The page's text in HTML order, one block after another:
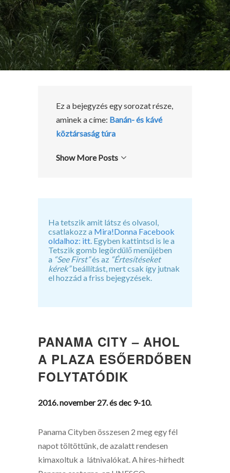
Ez a bejegyzés egy sorozat része,
aminek a címe: Banán- és kávé
köztársaság túra
Show More Posts
Ha tetszik amit látsz és olvasol,
csatlakozz a Mira!Donna Facebook
oldalhoz: itt. Egyben kattintsd is le a
Tetszik gomb legördülő menüjében
a “See First”és az “Értesítéseket
kérek”beállítást, mert csak így jutnak
el hozzád a friss bejegyzések.
PANAMA CITY – AHOL
A PLAZA ESŐERDŐBEN
FOLYTATÓDIK
2016. november 27. és dec 9-10.
Panama Cityben összesen 2 meg egy fél
napot töltöttünk, de azalatt rendesen
kimaxoltuk a látnivalókat. A híres-hírhedt